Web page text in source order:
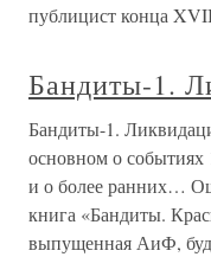
публицист конца
Бандиты-1.
Бандиты-1.
основном о событиях
и о более ранних…
книга «Бандиты.
выпущенная АиФ,